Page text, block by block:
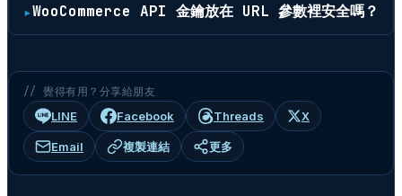
WooCommerce API 金鑰放在 URL 參數裡安全嗎？
// 覺得有用？分享給朋友
LINE Facebook Threads X
Email 複製連結 更多